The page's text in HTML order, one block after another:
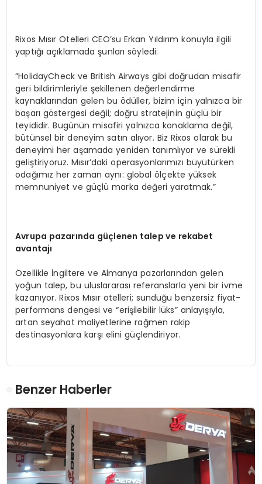
Rixos Mısır Otelleri CEO’su Erkan Yıldırım konuyla ilgili
yaptığı açıklamada şunları söyledi:
“HolidayCheck ve British Airways gibi doğrudan misafir
geri bildirimleriyle şekillenen değerlendirme
kaynaklarından gelen bu ödüller, bizim için yalnızca bir
başarı göstergesi değil; doğru stratejinin güçlü bir
teyididir. Bugünün misafiri yalnızca konaklama değil,
bütünsel bir deneyim satın alıyor. Biz Rixos olarak bu
deneyimi her aşamada yeniden tanımlıyor ve sürekli
geliştiriyoruz. Mısır’daki operasyonlarımızı büyütürken
odağımız her zaman aynı: global ölçekte yüksek
memnuniyet ve güçlü marka değeri yaratmak.”
Avrupa pazarında güçlenen talep ve rekabet
avantajı
Özellikle İngiltere ve Almanya pazarlarından gelen
yoğun talep, bu uluslararası referanslarla yeni bir ivme
kazanıyor. Rixos Mısır otelleri; sunduğu benzersiz fiyat-
performans dengesi ve “erişilebilir lüks” anlayışıyla,
artan seyahat maliyetlerine rağmen rakip
destinasyonlara karşı elini güçlendiriyor.
Benzer Haberler